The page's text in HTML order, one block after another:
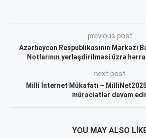
previous post
Azərbaycan Respublikasının Mərkəzi
Notlarının yerləşdirilməsi üzrə
next post
Milli İnternet Mükafatı –
müraciətlər davam
YOU MAY ALSO